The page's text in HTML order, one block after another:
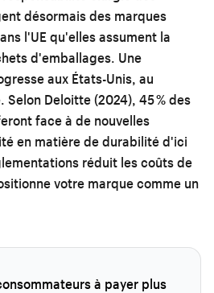
désormais des marques
l'UE qu'elles assument la
d'emballages. Une
aux États-Unis, au
Selon Deloitte (2024), 45 % des
face à de nouvelles
en matière de durabilité d'ici
réduit les coûts de
votre marque comme un
à payer plus